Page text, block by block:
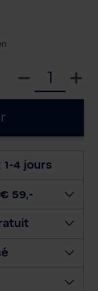
c
o
n
r
1-4 jours
59,-